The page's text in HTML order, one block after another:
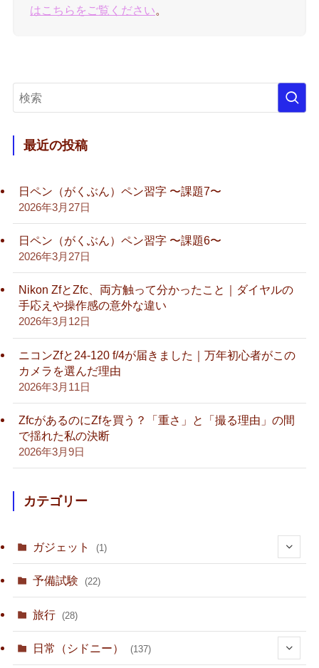
はこちらをご覧ください。
最近の投稿
日ペン（がくぶん）ペン習字 〜課題7〜
2026年3月27日
日ペン（がくぶん）ペン習字 〜課題6〜
2026年3月27日
Nikon ZfとZfc、両方触って分かったこと｜ダイヤルの
手応えや操作感の意外な違い
2026年3月12日
ニコンZfと24-120 f/4が届きました｜万年初心者がこの
カメラを選んだ理由
2026年3月11日
ZfcがあるのにZfを買う？「重さ」と「撮る理由」の間
で揺れた私の決断
2026年3月9日
カテゴリー
ガジェット (1)
(1)
予備試験 (22)
旅行 (28)
日常（シドニー） (137)